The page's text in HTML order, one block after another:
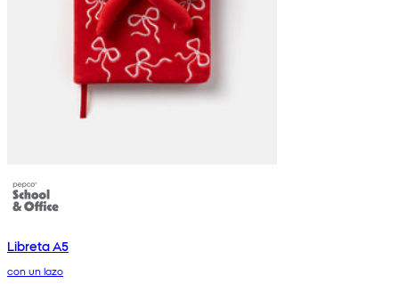
Libreta A5
con un lazo